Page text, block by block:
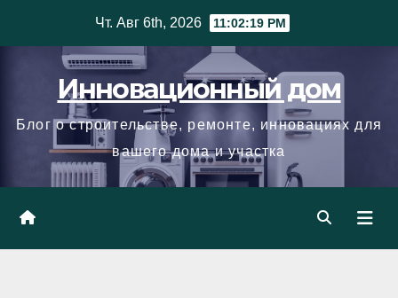
Чт. Авг 6th, 2026 11:02:20 PM
Инновационный дом
Блог о строительстве, ремонте, инновациях для
вашего дома и участка